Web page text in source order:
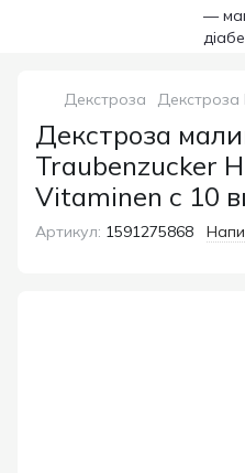
Декстроза Декстроза
Декстроза
Traubenzucker
Vitaminen с 10
Артикул: 1591275868